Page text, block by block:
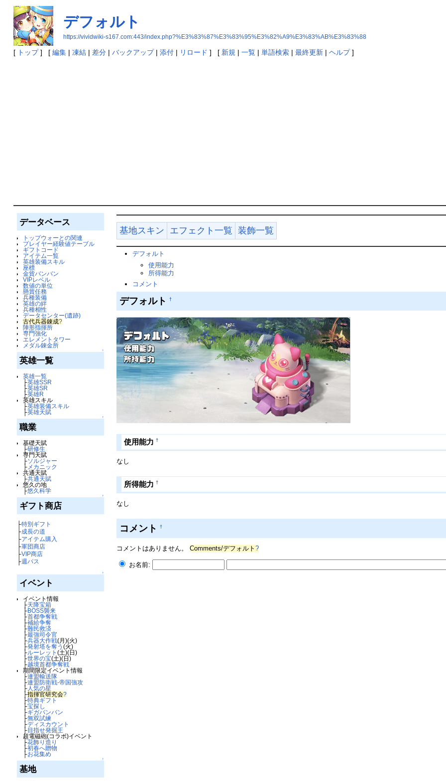
デフォルト
https://vividwiki-s167.com:443/index.php?%E3%83%87%E3%83%95%E3%82%A9%E3%83%AB%E3%83%88
[ トップ] [ 編集| 凍結| 差分| バックアップ| 添付| リロード ] [ 新規 | 一覧| 単語検索| 最終更新| ヘルプ]
データベース
トップウォーとの関連
プレイヤー経験値テーブル
ギフトコード
アイテム一覧
英雄装備スキル
座標
金貨バンバン
VIPレベル
数値の単位
懸賞任務
兵種装備
英雄の絆
兵種相性
データセンター(遺跡)
古代兵器錬成?
陣形指揮所
専門強化
エレメントタワー
メダル錬金所
↑
英雄一覧
英雄一覧
├英雄SSR
├英雄SR
├英雄R
英雄スキル
├英雄装備スキル
├英雄天賦
↑
職業
基礎天賦
├研修生
専門天賦
├ソルジャー
├メカニック
共通天賦
├共通天賦
悠久の地
├悠久科学
↑
ギフト商店
├特別ギフト
├成長の道
├アイテム購入
├軍団商店
├VIP商店
├週パス
↑
イベント
イベント情報
├天降宝箱
├BOSS襲来
├首都争奪戦
├補給争奪
├難民救済
├最強司令官
├兵器大作戦(月)(火)
├発射塔を奪う (火)
├ルーレット (土)(日)
├世界の宝(土)(日)
├越境首都争奪戦
期間限定イベント情報
├連盟輸送隊
├連盟防衛戦-帝国強攻
├人気の星
├指揮官研究会?
├特典ギフト
├宝探し
├ギガバンバン
├無双試練
├ディスカウント
├目指せ発掘王
超電磁砲(コラボ)イベント
├花飾り造り
├初春へ贈物
├お花集め
↑
基地
基地スキン エフェクト一覧 装飾一覧
デフォルト
使用能力
所得能力
コメント
デフォルト†
使用能力 †
なし
所得能力 †
なし
コメント†
コメントはありません。Comments/デフォルト?
お名前: